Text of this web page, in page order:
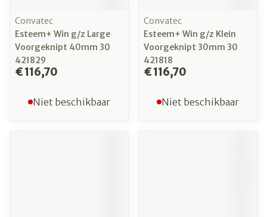
Convatec
Esteem+ Win g/z Large
Voorgeknipt 40mm 30
421829
€ 116,70
Niet beschikbaar
Convatec
Esteem+ Win g/z Klein
Voorgeknipt 30mm 30
421818
€ 116,70
Niet beschikbaar